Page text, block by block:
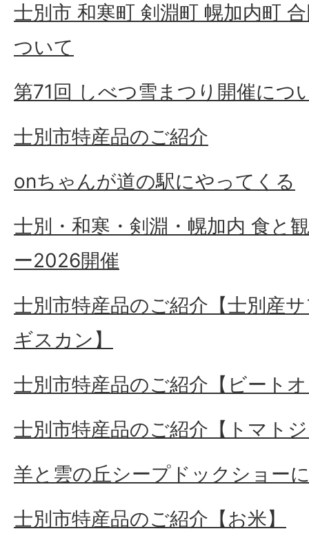
士別市 和寒町 剣淵町 幌加内町
ついて
第71回 しべつ雪まつり開催につ
士別市特産品のご紹介
onちゃんが道の駅にやってくる
士別・和寒・剣淵・幌加内 食と
ー2026開催
士別市特産品のご紹介【士別産
ギスカン】
士別市特産品のご紹介【ビート
士別市特産品のご紹介【トマト
羊と雲の丘シープドックショー
士別市特産品のご紹介【お米】